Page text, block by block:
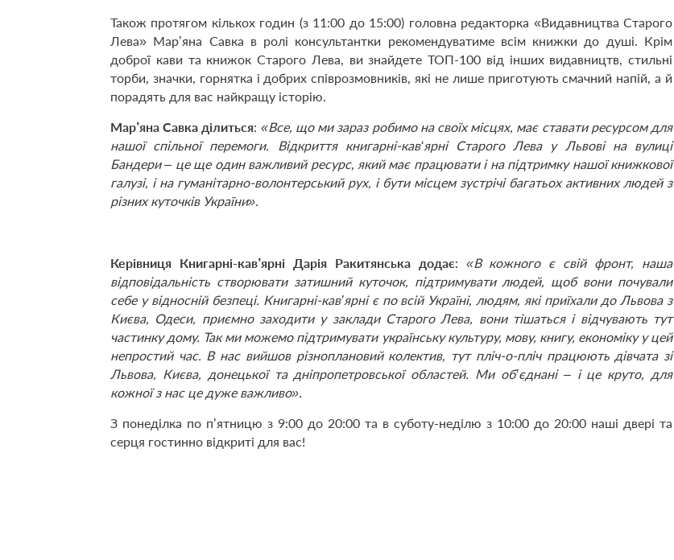
Також протягом кількох годин (з 11:00 до 15:00) головна редакторка «Видавництва Старого
Лева» Мар’яна Савка в ролі консультантки рекомендуватиме всім книжки до душі. Крім
доброї кави та книжок Старого Лева, ви знайдете ТОП-100 від інших видавництв, стильні
торби, значки, горнятка і добрих співрозмовників, які не лише приготують смачний напій, а й
порадять для вас найкращу історію.
Мар’янаСавка ділиться: «Все, що ми зараз робимо на своїх місцях, має ставати ресурсом для
нашої спільної перемоги. Відкриття книгарні-кав‘ярні Старого Лева у Львові на вулиці
Бандери– це ще один важливий ресурс, який має працювати і на підтримку нашої книжкової
галузі, і на гуманітарно-волонтерський рух, і бути місцем зустрічі багатьох активних людей з
різних куточків України».
Керівниця Книгарні-кав’ярні Дарія Ракитянська додає: «В кожного є свій фронт, наша
відповідальність створювати затишний куточок, підтримувати людей, щоб вони почували
себе у відносній безпеці. Книгарні-кав’ярні є по всій Україні, людям, які приїхали до Львова з
Києва, Одеси, приємно заходити у заклади Старого Лева, вони тішаться і відчувають тут
частинку дому. Так ми можемо підтримувати українську культуру, мову, книгу, економіку у цей
непростий час. В нас вийшов різноплановий колектив, тут пліч-о-пліч працюють дівчата зі
Львова, Києва, донецької та дніпропетровської областей. Ми об’єднані – і це круто, для
кожної з нас це дуже важливо»
З понеділка по п’ятницю з 9:00 до 20:00 та в суботу-неділю з 10:00 до 20:00 наші двері та
серця гостинно відкриті для вас!